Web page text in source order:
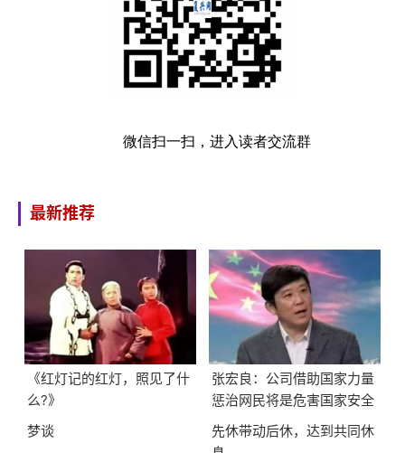
微信扫一扫，进入读者交流群
最新推荐
《红灯记的红灯，照见了什
么?》
张宏良：公司借助国家力量
惩治网民将是危害国家安全
的最大隐患
梦谈
先休带动后休，达到共同休